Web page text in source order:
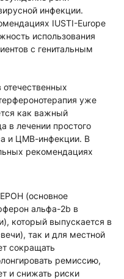
инфекции.
IUSTI-Europe
использования
с генитальным
уже
как важный
в лечении простого
и ЦМВ-инфекции. В
рекомендациях
(основное
альфа-2b в
который выпускается в
так и для местной
сокращать
ремиссию,
и снижать риски